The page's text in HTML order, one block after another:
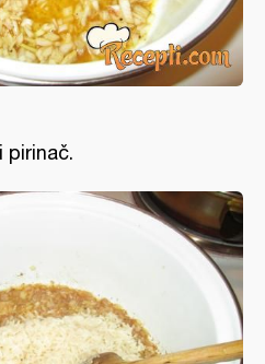
pirinač.